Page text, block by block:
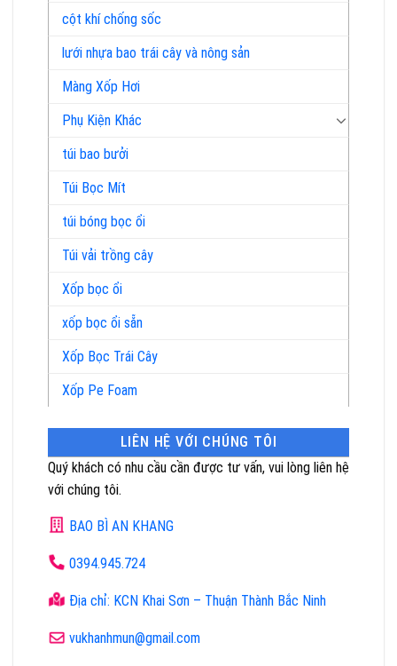
cột khí chống sốc
lưới nhựa bao trái cây và nông sản
Màng Xốp Hơi
Phụ Kiện Khác
túi bao bưởi
Túi Bọc Mít
túi bóng bọc ổi
Túi vải trồng cây
Xốp bọc ổi
xốp bọc ổi sẵn
Xốp Bọc Trái Cây
Xốp Pe Foam
LIÊN HỆ VỚI CHÚNG TÔI
Quý khách có nhu cầu cần được tư vấn, vui lòng liên hệ
với chúng tôi.
BAO BÌ AN KHANG
0394.945.724
Địa chỉ: KCN Khai Sơn – Thuận Thành Bắc Ninh
vukhanhmun@gmail.com